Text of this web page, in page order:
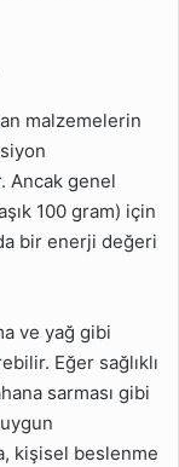
malzemelerin
Ancak genel
100 gram) için
bir enerji değeri
ve yağ gibi
Eğer sağlıklı
sarması gibi
kişisel beslenme